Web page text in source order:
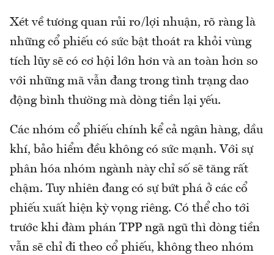
Xét về tương quan rủi ro/lợi nhuận, rõ ràng là
những cổ phiếu có sức bật thoát ra khỏi vùng
tích lũy sẽ có cơ hội lớn hơn và an toàn hơn so
với những mã vẫn đang trong tình trạng dao
động bình thường mà dòng tiền lại yếu.
Các nhóm cổ phiếu chính kể cả ngân hàng, dầu
khí, bảo hiểm đều không có sức mạnh. Với sự
phân hóa nhóm ngành này chỉ số sẽ tăng rất
chậm. Tuy nhiên đang có sự bứt phá ở các cổ
phiếu xuất hiện kỳ vọng riêng. Có thể cho tới
trước khi đàm phán TPP ngã ngũ thì dòng tiền
vẫn sẽ chỉ đi theo cổ phiếu, không theo nhóm